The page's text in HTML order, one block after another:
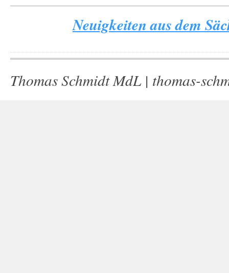
Neuigkeiten aus dem
Thomas Schmidt MdL | thomas-